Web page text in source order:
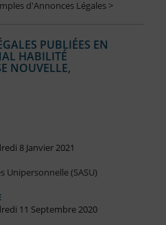
d'Annonces Légales >
PUBLIÉES EN
HABILITÉ
NOUVELLE,
8 Janvier 2021
Unipersonnelle (SASU)
11 Septembre 2020